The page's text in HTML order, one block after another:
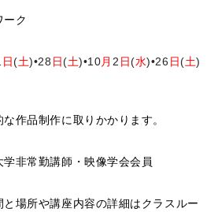
ク
日(土)•28 日(土)•10月 2 日(水)•26 日(土)
作品制作に取りかかります。
非常勤講師・映像学会会員
場所や講座内容の詳細はクラスルー